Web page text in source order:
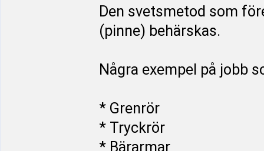
Den svetsmetod som
(pinne) behärskas.
Några exempel på jobb
* Grenrör
* Tryckrör
* Bärarmar